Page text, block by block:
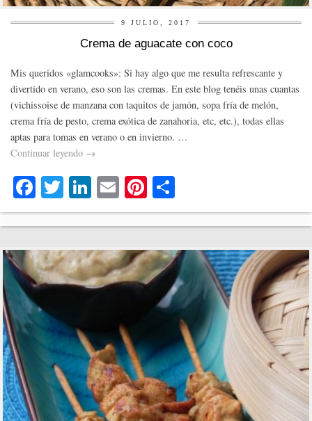
9 JULIO, 2017
Crema de aguacate con coco
Mis queridos «glamcooks»: Si hay algo que me resulta refrescante y
divertido en verano, eso son las cremas. En este blog tenéis unas cuantas
(vichissoise de manzana con taquitos de jamón, sopa fría de melón,
crema fría de pesto, crema exótica de zanahoria, etc, etc.), todas ellas
aptas para tomas en verano o en invierno. …
Continuar leyendo →
Fa
ce
bo
ok
T
wi
tte
r
Li
nk
ed
In
E
m
ail
Pi
nt
er
es
t
o
m
pa
rti
r